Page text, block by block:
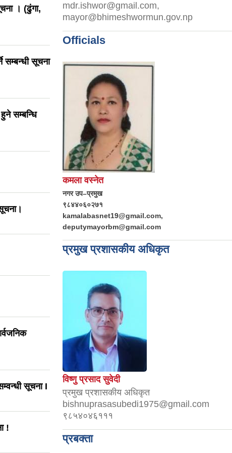
। (ढुंगा,
सूचना
सम्बन्धि
सूचना I
!
mdr.ishwor@gmail.com,
mayor@bhimeshwormun.gov.np
Officials
कमला वस्नेत
नगर उप–प्रमुख
९८४४०६०२७१
kamalabasnet19@gmail.com,
deputymayorbm@gmail.com
प्रमुख प्रशासकीय अधिकृत
विष्णु प्रसाद सुवेदी
प्रमुख प्रशासकीय अधिकृत
bishnuprasasubedi1975@gmail.com
९८५४०४६१११
प्रबक्ता